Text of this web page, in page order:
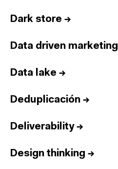
Dark store →
Data driven marketing
Data lake →
Deduplicación →
Deliverability→
Design thinking →